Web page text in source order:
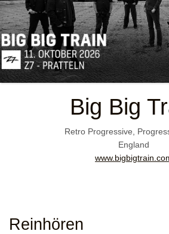
Big Big
Retro Progressive,
England
Reinhören